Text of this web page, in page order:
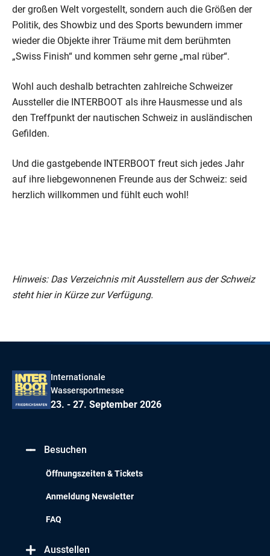
der großen Welt vorgestellt, sondern auch die Größen der
Politik, des Showbiz und des Sports bewundern immer
wieder die Objekte ihrer Träume mit dem berühmten
„Swiss Finish“ und kommen sehr gerne „mal rüber“.
Wohl auch deshalb betrachten zahlreiche Schweizer
Aussteller die INTERBOOT als ihre Hausmesse und als
den Treffpunkt der nautischen Schweiz in ausländischen
Gefilden.
Und die gastgebende INTERBOOT freut sich jedes Jahr
auf ihre liebgewonnenen Freunde aus der Schweiz: seid
herzlich willkommen und fühlt euch wohl!
Hinweis: Das Verzeichnis mit Ausstellern aus der Schweiz
steht hier in Kürze zur Verfügung.
Internationale
Wassersportmesse
23. - 27. September 2026
Besuchen
Öffnungszeiten & Tickets
Anmeldung Newsletter
FAQ
Ausstellen